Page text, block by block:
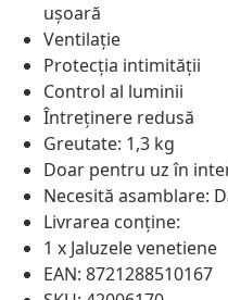
ușoară
Ventilație
Protecția intimității
Control al luminii
Întreținere redusă
Greutate: 1,3 kg
Doar pentru uz în
Necesită asamblare:
Livrarea conține:
1 x Jaluzele venetiene
EAN: 8721288510167